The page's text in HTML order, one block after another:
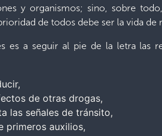
y organismos; sino, sobre
de todos debe ser la vida de
es a seguir al pie de la letra
de otras drogas,
las señales de tránsito,
primeros auxilios,